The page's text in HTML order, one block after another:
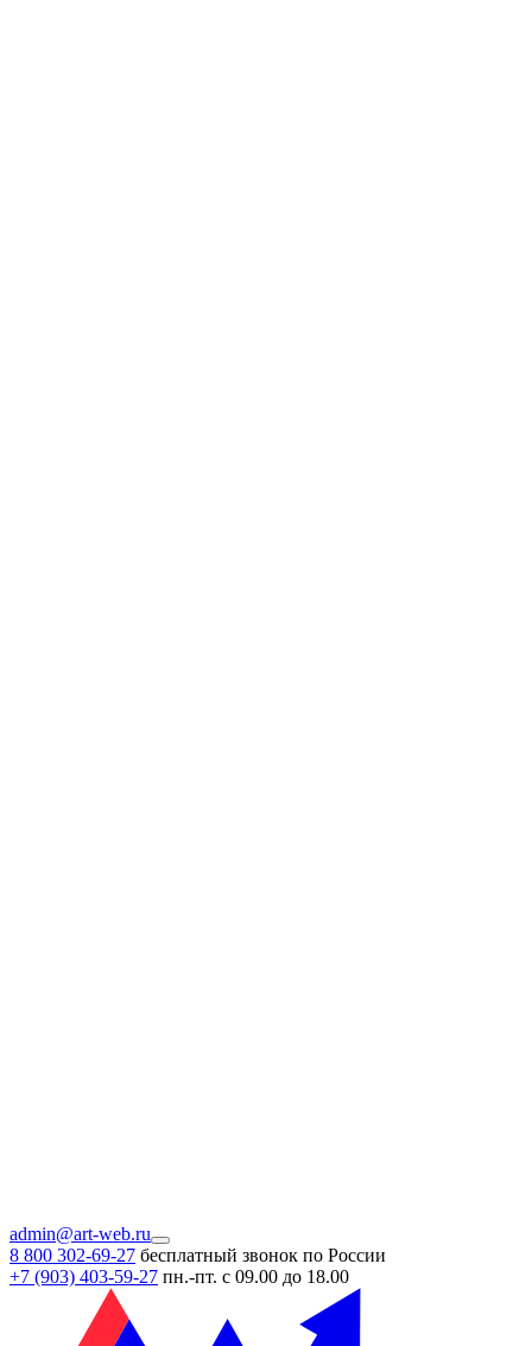
admin@art-web.ru
8 800 302-69-27 бесплатный звонок по России
+7 (903) 403-59-27 пн.-пт. с 09.00 до 18.00